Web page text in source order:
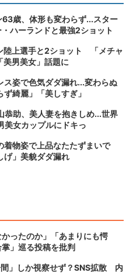
歳、体形も変わらず...スター
ハーランドと最強2ショット
陸上選手と2ショット 「メチャ
美男美女」話題に
ス姿で色気ダダ漏れ...変わらぬ
綺麗」「美しすぎ」
恭助、美人妻を抱きしめ...世界
女カップルにドキっ
着物姿で上品なたたずまいで
げ」美貌ダダ漏れ
ったのか」「あまりにも愕
」巡る投稿を批判
」しか視察せず？SNS拡散 内